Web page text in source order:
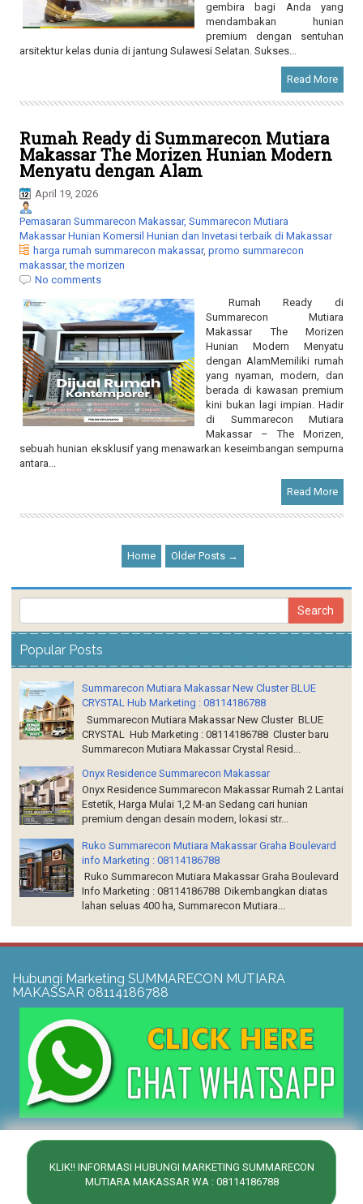
KLIK!! INFORMASI HUBUNGI MARKETING SUMMARECON
MUTIARA MAKASSAR WA : 08114186788
gembira bagi Anda yang
mendambakan hunian
premium dengan sentuhan
arsitektur kelas dunia di jantung Sulawesi Selatan. Sukses...
Read More
Rumah Ready di Summarecon Mutiara
Makassar The Morizen Hunian Modern
Menyatu dengan Alam
April 19, 2026
Pemasaran Summarecon Makassar, Summarecon Mutiara
Makassar Hunian Komersil Hunian dan Invetasi terbaik di Makassar
harga rumah summarecon makassar, promo summarecon
makassar,the morizen
No comments
Rumah Ready di
Summarecon Mutiara
Makassar The Morizen
Hunian Modern Menyatu
dengan AlamMemiliki rumah
yang nyaman, modern, dan
berada di kawasan premium
kini bukan lagi impian. Hadir
di Summarecon Mutiara
Makassar – The Morizen,
sebuah hunian eksklusif yang menawarkan keseimbangan sempurna
antara...
Read More
Home Older Posts →
Popular Posts
Summarecon Mutiara Makassar New Cluster BLUE
CRYSTAL Hub Marketing : 08114186788
Summarecon Mutiara Makassar New Cluster BLUE
CRYSTAL Hub Marketing : 08114186788 Cluster baru
Summarecon Mutiara Makassar Crystal Resid...
Onyx Residence Summarecon Makassar
Onyx Residence Summarecon Makassar Rumah 2 Lantai
Estetik, Harga Mulai 1,2 M-an Sedang cari hunian
premium dengan desain modern, lokasi str...
Ruko Summarecon Mutiara Makassar Graha Boulevard
info Marketing : 08114186788
Ruko Summarecon Mutiara Makassar Graha Boulevard
Info Marketing : 08114186788 Dikembangkan diatas
lahan seluas 400 ha, Summarecon Mutiara...
Hubungi Marketing SUMMARECON MUTIARA
MAKASSAR 08114186788
2026Summarecon Mutiara Makassar| Powered by
Design by
Premium Blogger